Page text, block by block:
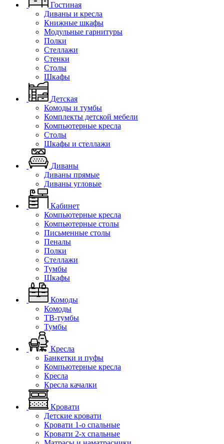
Гостиная
Диваны и кресла
Книжные шкафы
Модульные гарнитуры
Полки
Стеллажи
Стенки
Столы
Шкафы
Детская
Комоды и тумбы
Комплекты детской мебели
Компьютерные кресла
Столы
Шкафы и стеллажи
Диваны
Диваны прямые
Диваны угловые
Кабинет
Компьютерные кресла
Компьютерные столы
Письменные столы
Пеналы
Полки
Стеллажи
Тумбы
Шкафы
Комоды
Комоды
ТВ-тумбы
Тумбы
Кресла
Банкетки и пуфы
Компьютерные кресла
Кресла
Кресла качалки
Кровати
Детские кровати
Кровати 1-о спальные
Кровати 2-х спальные